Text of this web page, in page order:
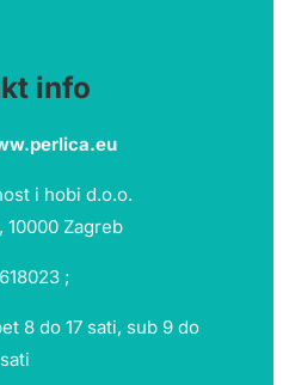
info
i hobi d.o.o.
10000 Zagreb
;
8 do 17 sati, sub 9 do